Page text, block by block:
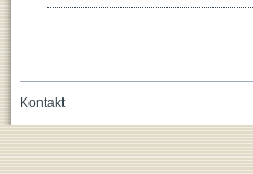
Kontakt